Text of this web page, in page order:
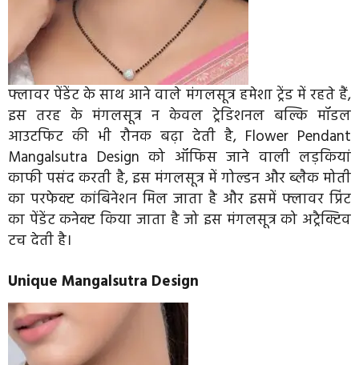
फ्लावर पेंडेंट के साथ आने वाले मंगलसूत्र हमेशा ट्रेंड में रहते हैं,
इस तरह के मंगलसूत्र न केवल ट्रेडिशनल बल्कि मॉडल
आउटफिट की भी रौनक बढ़ा देती है, Flower Pendant
Mangalsutra Design को ऑफिस जाने वाली लड़कियां
काफी पसंद करती है, इस मंगलसूत्र में गोल्डन और ब्लैक मोती
का परफेक्ट कांबिनेशन मिल जाता है और इसमें फ्लावर प्रिंट
का पेंडेंट कनेक्ट किया जाता है जो इस मंगलसूत्र को अट्रैक्टिव
टच देती है।
Unique Mangalsutra Design